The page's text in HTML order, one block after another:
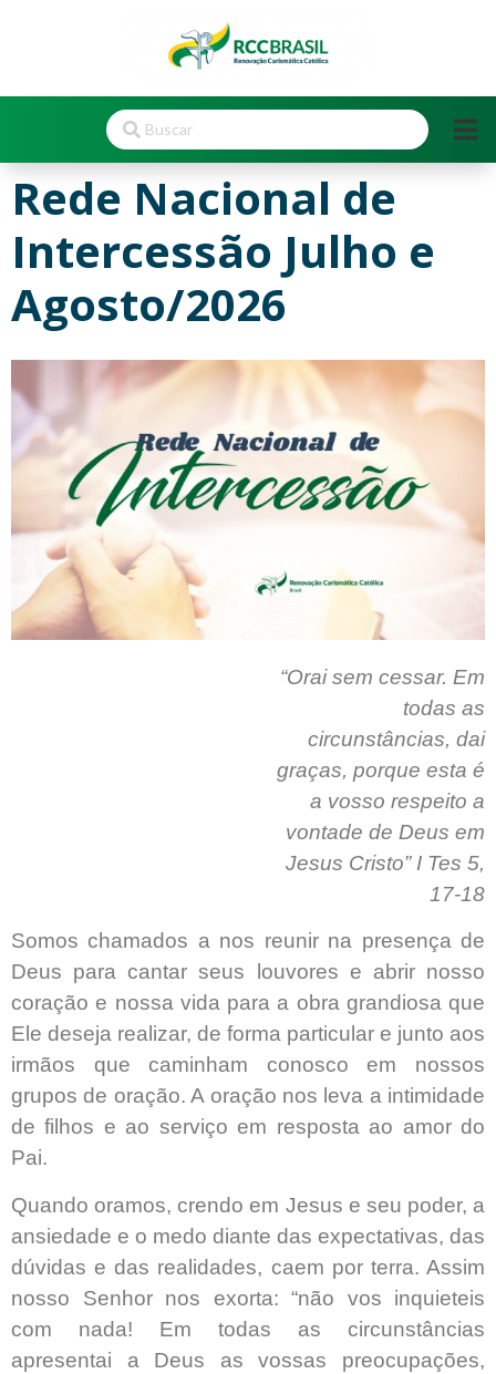
Rede Nacional de
Intercessão Julho e
Agosto/2026
“Orai sem cessar. Em
todas as
circunstâncias, dai
graças, porque esta é
a vosso respeito a
vontade de Deus em
Jesus Cristo” I Tes 5,
17-18
Somos chamados a nos reunir na presença de
Deus para cantar seus louvores e abrir nosso
coração e nossa vida para a obra grandiosa que
Ele deseja realizar, de forma particular e junto aos
irmãos que caminham conosco em nossos
grupos de oração. A oração nos leva a intimidade
de filhos e ao serviço em resposta ao amor do
Pai.
Quando oramos, crendo em Jesus e seu poder, a
ansiedade e o medo diante das expectativas, das
dúvidas e das realidades, caem por terra. Assim
nosso Senhor nos exorta: “não vos inquieteis
com nada! Em todas as circunstâncias
apresentai a Deus as vossas preocupações,